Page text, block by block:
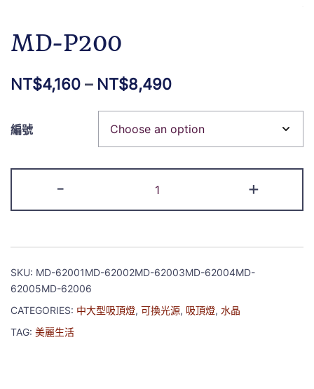
MD-P200
NT$4,160 – NT$8,490
編號
- +
SKU: MD-62001MD-62002MD-62003MD-62004MD-
62005MD-62006
CATEGORIES: 中大型吸頂燈, 可換光源, 吸頂燈, 水晶
TAG: 美麗生活